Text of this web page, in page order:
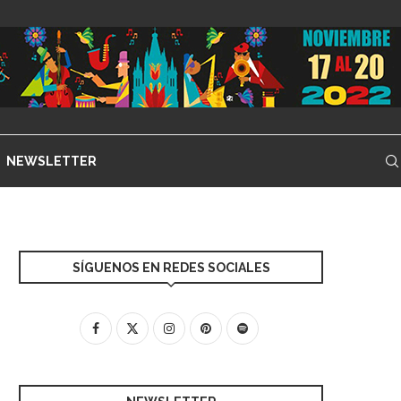
NEWSLETTER
SÍGUENOS EN REDES SOCIALES